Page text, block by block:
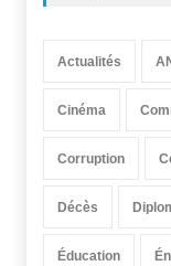
Actualités
Cinéma
Corruption
Décès
Éducation